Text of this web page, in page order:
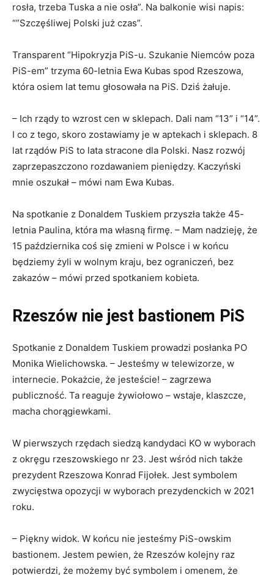
rosła, trzeba Tuska a nie osła”. Na balkonie wisi napis:
“”Szczęśliwej Polski już czas”.
Transparent “Hipokryzja PiS-u. Szukanie Niemców poza
PiS-em” trzyma 60-letnia Ewa Kubas spod Rzeszowa,
która osiem lat temu głosowała na PiS. Dziś żałuje.
– Ich rządy to wzrost cen w sklepach. Dali nam “13” i “14”.
I co z tego, skoro zostawiamy je w aptekach i sklepach. 8
lat rządów PiS to lata stracone dla Polski. Nasz rozwój
zaprzepaszczono rozdawaniem pieniędzy. Kaczyński
mnie oszukał – mówi nam Ewa Kubas.
Na spotkanie z Donaldem Tuskiem przyszła także 45-
letnia Paulina, która ma własną firmę. – Mam nadzieję, że
15 października coś się zmieni w Polsce i w końcu
będziemy żyli w wolnym kraju, bez ograniczeń, bez
zakazów – mówi przed spotkaniem kobieta.
Rzeszów nie jest bastionem PiS
Spotkanie z Donaldem Tuskiem prowadzi posłanka PO
Monika Wielichowska. – Jesteśmy w telewizorze, w
internecie. Pokażcie, że jesteście! – zagrzewa
publiczność. Ta reaguje żywiołowo – wstaje, klaszcze,
macha chorągiewkami.
W pierwszych rzędach siedzą kandydaci KO w wyborach
z okręgu rzeszowskiego nr 23. Jest wśród nich także
prezydent Rzeszowa Konrad Fijołek. Jest symbolem
zwycięstwa opozycji w wyborach prezydenckich w 2021
roku.
– Piękny widok. W końcu nie jesteśmy PiS-owskim
bastionem. Jestem pewien, że Rzeszów kolejny raz
potwierdzi, że możemy być symbolem i omenem, że